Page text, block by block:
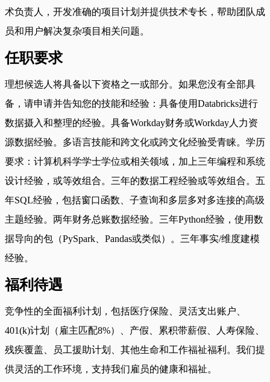
术负责人，开发准确的项目计划并提供技术专长，帮助团队成
员和用户解决复杂项目相关问题。
任职要求
理想候选人将具备以下资格之一或部分。如果您没有全部具
备，请申请并告知您的技能和经验：具备使用Databricks进行
数据摄入和整理的经验。具备Workday财务或Workday人力资
源数据经验。多语言技能和跨文化或跨文化经验受青睐。学历
要求：计算机科学学士学位或相关领域，加上三年编程和系统
设计经验，或等效组合。三年的数据工程经验或等效组合。五
年SQL经验，包括窗口函数、子查询和多层多对多连接的高级
主题经验。两年财务总账数据经验。三年Python经验，使用数
据导向的包（PySpark、Pandas或类似）。三年事实/维度建模
经验。
福利待遇
竞争性的全面福利计划，包括医疗保险、灵活支出账户、
401(k)计划（雇主匹配8%）、产假、累积带薪假、人寿保险、
残疾覆盖、员工援助计划、其他生命和工作福祉福利。我们提
供灵活的工作环境，支持我们雇员的健康和福祉。